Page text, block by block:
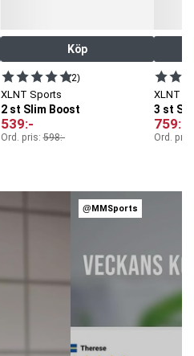
Köp
(2)
XLNT Sports
2 st Slim Boost
539:-
Ord. pris:598:-
XLNT
3 st
759:-
Ord.
@MMSports